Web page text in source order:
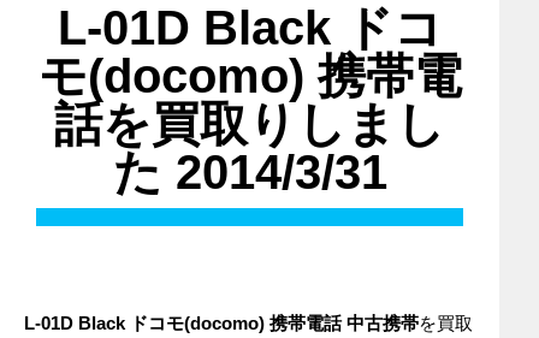
L-01D Black ドコ
モ(docomo) 携帯電
話を買取りしまし
た 2014/3/31
L-01D Black ドコモ(docomo) 携帯電話中古携帯を買取